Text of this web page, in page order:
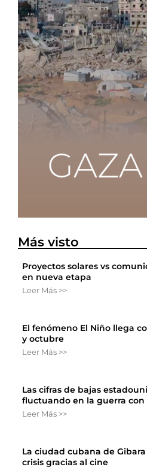
Más visto
Proyectos solares vs
en nueva etapa
Leer Más >>
El fenómeno El Niño llega
y octubre
Leer Más >>
Las cifras de bajas
fluctuando en la guerra con
Leer Más >>
La ciudad cubana de
crisis gracias al cine